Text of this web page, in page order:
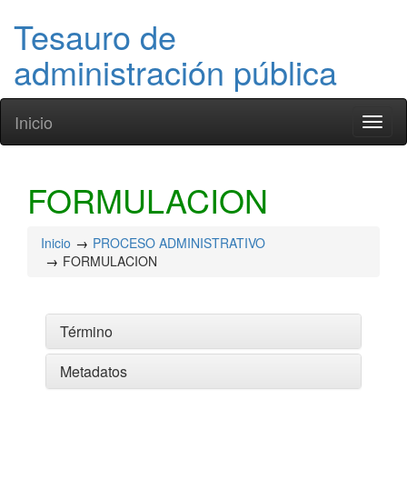
Tesauro de
administración pública
Inicio
FORMULACION
Inicio
PROCESO ADMINISTRATIVO
FORMULACION
Término
Metadatos